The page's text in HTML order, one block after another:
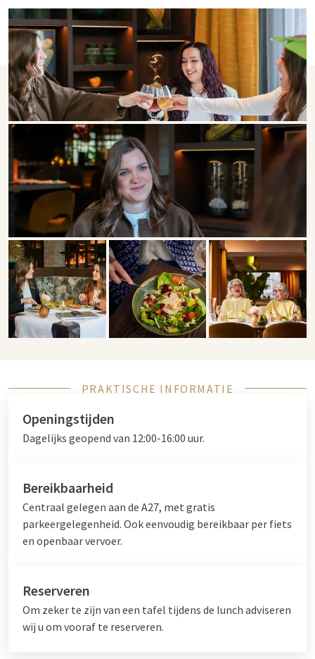
PRAKTISCHE INFORMATIE
Openingstijden
Dagelijks geopend van 12:00-16:00 uur.
Bereikbaarheid
Centraal gelegen aan de A27, met gratis
parkeergelegenheid. Ook eenvoudig bereikbaar per fiets
en openbaar vervoer.
Reserveren
Om zeker te zijn van een tafel tijdens de lunch adviseren
wij u om vooraf te reserveren.